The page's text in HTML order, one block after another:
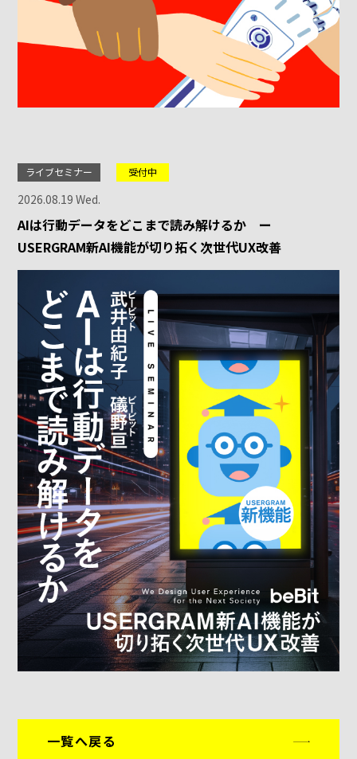
ライブセミナー 受付中
2026.08.19 Wed.
AIは行動データをどこまで読み解けるか ー
USERGRAM新AI機能が切り拓く次世代UX改善
一覧へ戻る